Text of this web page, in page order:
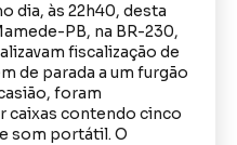
dia, às 22h40, desta
PB, na BR-230,
fiscalização de
de parada a um furgão
foram
caixas contendo cinco
som portátil. O